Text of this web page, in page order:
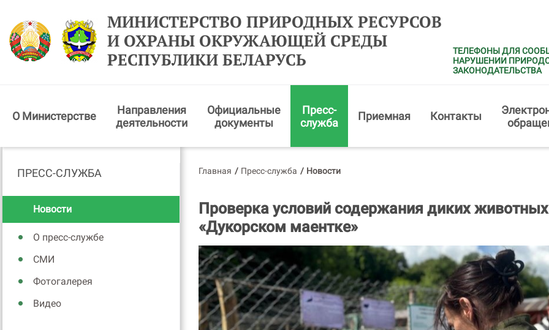
МИНИСТЕРСТВО ПРИРОДНЫХ РЕСУРСОВ
И ОХРАНЫ ОКРУЖАЮЩЕЙ СРЕДЫ
РЕСПУБЛИКИ БЕЛАРУСЬ
ТЕЛЕФОНЫ ДЛЯ
НАРУШЕНИИ
ЗАКОНОДАТЕЛЬСТВА
О Министерстве
Направления
деятельности
Официальные
документы
Пресс-
служба
Приемная Контакты
ПРЕСС-СЛУЖБА
Новости
О пресс-службе
СМИ
Фотогалерея
Видео
Главная / Пресс-служба / Новости
Проверка условий содержания диких
«Дукорском маентке»